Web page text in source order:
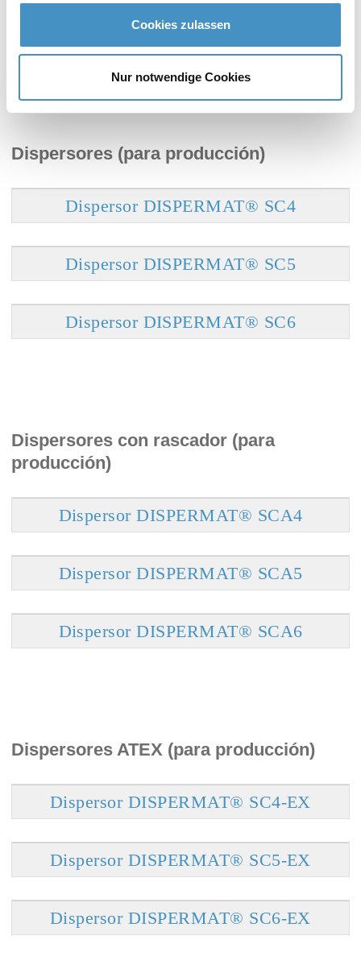
Cookies zulassen
Nur notwendige Cookies
Dispersor DISPERMAT® AE
Dispersores (para producción)
Dispersor DISPERMAT® SC4
Dispersor DISPERMAT® SC5
Dispersor DISPERMAT® SC6
Dispersores con rascador (para
producción)
Dispersor DISPERMAT® SCA4
Dispersor DISPERMAT® SCA5
Dispersor DISPERMAT® SCA6
Dispersores ATEX (para producción)
Dispersor DISPERMAT® SC4-EX
Dispersor DISPERMAT® SC5-EX
Dispersor DISPERMAT® SC6-EX